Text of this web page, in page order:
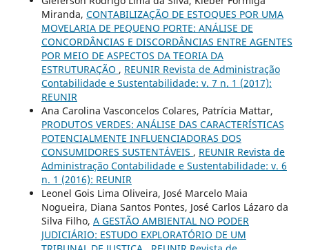
Miranda, CONTABILIZAÇÃO DE ESTOQUES POR UMA
MOVELARIA DE PEQUENO PORTE: ANÁLISE DE
CONCORDÂNCIAS E DISCORDÂNCIAS ENTRE AGENTES
POR MEIO DE ASPECTOS DA TEORIA DA
ESTRUTURAÇÃO , REUNIR Revista de Administração
Contabilidade e Sustentabilidade: v. 7 n. 1 (2017):
REUNIR
Ana Carolina Vasconcelos Colares, Patrícia Mattar,
PRODUTOS VERDES: ANÁLISE DAS CARACTERÍSTICAS
POTENCIALMENTE INFLUENCIADORAS DOS
CONSUMIDORES SUSTENTÁVEIS , REUNIR Revista de
Administração Contabilidade e Sustentabilidade: v. 6
n. 1 (2016): REUNIR
Leonel Gois Lima Oliveira, José Marcelo Maia
Nogueira, Diana Santos Pontes, José Carlos Lázaro da
Silva Filho, A GESTÃO AMBIENTAL NO PODER
JUDICIÁRIO: ESTUDO EXPLORATÓRIO DE UM